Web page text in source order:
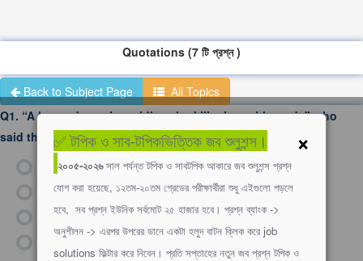
Quotations (7 টি প্রশ্ন )
Back to Subject Page
All Topics
Q1. “A learned man is an idler who kills time with study" who
said this-
Alexander Pope
Francis Bacon
George Bernard Shaw
Rousseau
×
✅ টপিক ও সাব-টপিকভিত্তিক জব শুলুশন্স।
২০০৫-২০২৬সাল পর্যন্ত টপিক ও সাবটপিক আকারে জব শুলুশন্স প্রশ্ন
যোগ করা হয়েছে, ১২তম-২০তম গ্রেডের পরীক্ষার্থীরা শুধু এইগুলো পড়লে
হবে, সব প্রশ্ন ইউনিক সর্বমোট ২৫ হাজার হবে। প্রশ্ন ব্যাংক ->
অনুশীলন -> এরপর উপরের ডানে একটা হলুদ বাটন ক্লিক করে job
solutions ফিল্টার করে নিবেন। প্রতি সপ্তাহের নতুন জব প্রশ্ন টপিক ও